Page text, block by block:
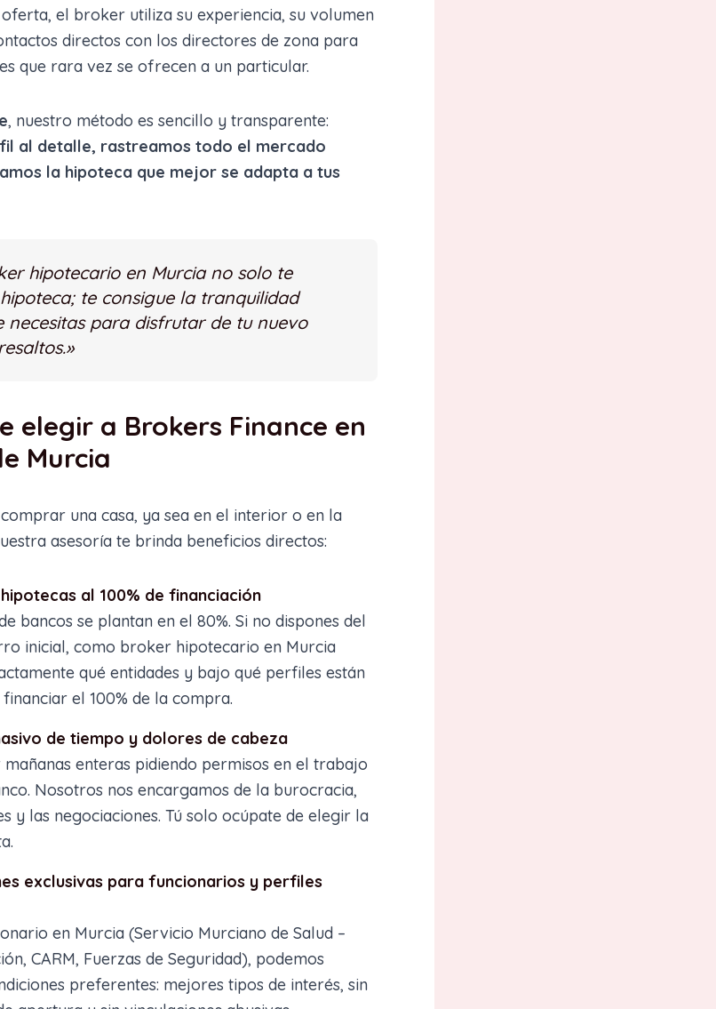
el broker utiliza su experiencia, su volumen
directos con los directores de zona para
que rara vez se ofrecen a un particular.
, nuestro método es sencillo y transparente:
al detalle, rastreamos todo el mercado
la hipoteca que mejor se adapta a tus
hipotecario en Murcia no solo te
te consigue la tranquilidad
necesitas para disfrutar de tu nuevo
elegir a Brokers Finance en
Murcia
una casa, ya sea en el interior o en la
asesoría te brinda beneficios directos:
al 100% de financiación
bancos se plantan en el 80%. Si no dispones del
inicial, como broker hipotecario en Murcia
qué entidades y bajo qué perfiles están
el 100% de la compra.
de tiempo y dolores de cabeza
enteras pidiendo permisos en el trabajo
Nosotros nos encargamos de la burocracia,
y las negociaciones. Tú solo ocúpate de elegir la
exclusivas para funcionarios y perfiles
en Murcia (Servicio Murciano de Salud –
CARM, Fuerzas de Seguridad), podemos
preferentes: mejores tipos de interés, sin